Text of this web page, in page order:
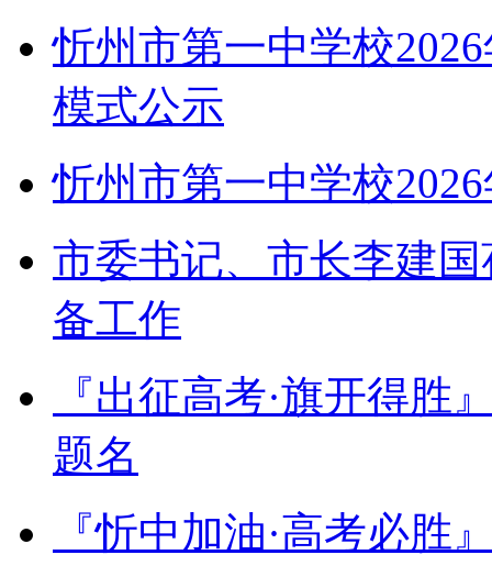
忻州市第一中学校
模式公示
忻州市第一中学校
市委书记、市长李建
备工作
『出征高考·旗开得胜
题名
『忻中加油·高考必胜